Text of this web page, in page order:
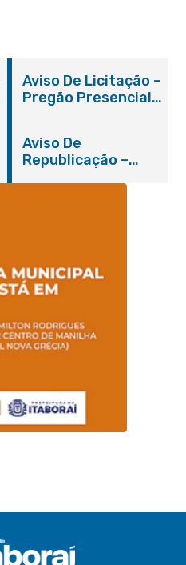
Aviso De Licitação –
Pregão Presencial
Aviso De
Republicação –